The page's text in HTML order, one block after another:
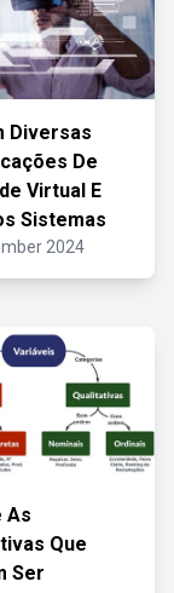
Diversas
De
Virtual E
Sistemas
2024
As
Que
Ser